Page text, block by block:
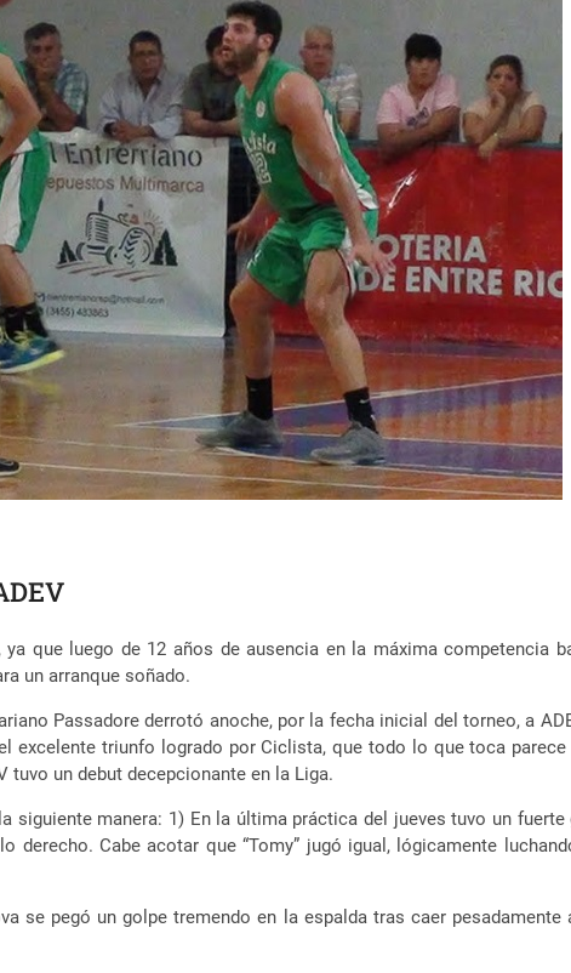
que luego de 12 años de ausencia en la máxima competencia
un arranque soñado.
Passadore derrotó anoche, por la fecha inicial del torneo, a
excelente triunfo logrado por Ciclista, que todo lo que toca
tuvo un debut decepcionante en la Liga.
siguiente manera: 1) En la última práctica del jueves tuvo un
Cabe acotar que “Tomy” jugó igual, lógicamente
se pegó un golpe tremendo en la espalda tras caer